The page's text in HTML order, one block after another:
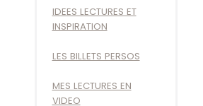
IDEES LECTURES ET
INSPIRATION
LES BILLETS PERSOS
MES LECTURES EN
VIDEO